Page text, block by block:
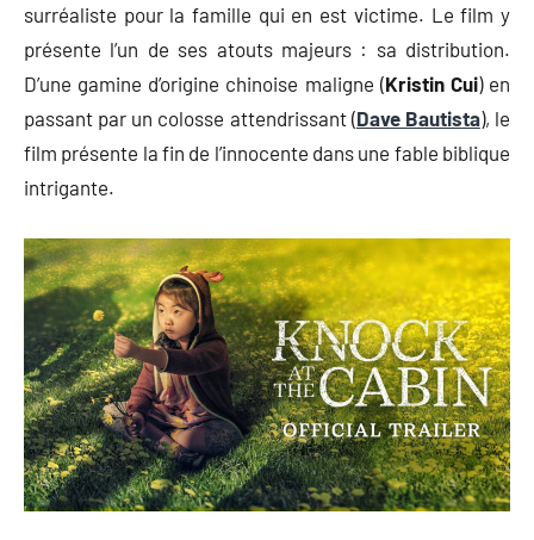
surréaliste pour la famille qui en est victime. Le film y
présente l’un de ses atouts majeurs : sa distribution.
D’une gamine d’origine chinoise maligne (Kristin Cui) en
passant par un colosse attendrissant (Dave Bautista), le
film présente la fin de l’innocente dans une fable biblique
intrigante.